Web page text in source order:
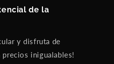
de la
y disfruta de
inigualables!